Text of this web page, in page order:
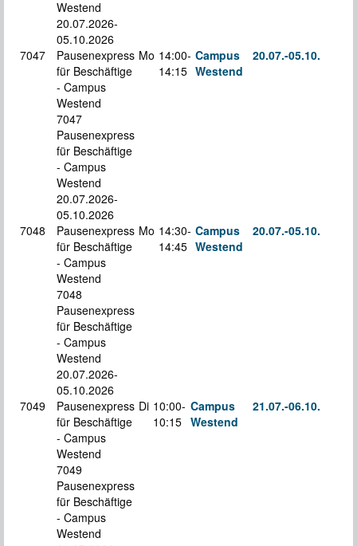
Westend
20.07.2026-
05.10.2026
7047
Pausenexpress
für Beschäftige
- Campus
Westend
7047
Pausenexpress
für Beschäftige
- Campus
Westend
20.07.2026-
05.10.2026
Mo 14:00-
14:15
Campus
Westend
20.07.-05.10.
7048
Pausenexpress
für Beschäftige
- Campus
Westend
7048
Pausenexpress
für Beschäftige
- Campus
Westend
20.07.2026-
05.10.2026
Mo 14:30-
14:45
Campus
Westend
20.07.-05.10.
7049
Pausenexpress
für Beschäftige
- Campus
Westend
7049
Pausenexpress
für Beschäftige
- Campus
Westend
Di 10:00-
10:15
Campus
Westend
21.07.-06.10.